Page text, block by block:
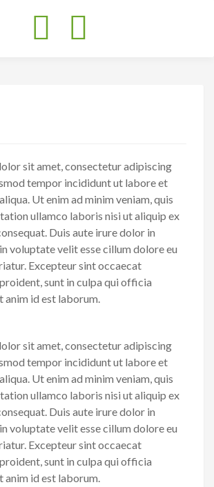
Toggle
sit amet, consectetur adipiscing
tempor incididunt ut labore et
Ut enim ad minim veniam, quis
ullamco laboris nisi ut aliquip ex
Duis aute irure dolor in
voluptate velit esse cillum dolore eu
Excepteur sint occaecat
sunt in culpa qui officia
anim id est laborum.
sit amet, consectetur adipiscing
tempor incididunt ut labore et
Ut enim ad minim veniam, quis
ullamco laboris nisi ut aliquip ex
Duis aute irure dolor in
voluptate velit esse cillum dolore eu
Excepteur sint occaecat
sunt in culpa qui officia
anim id est laborum.